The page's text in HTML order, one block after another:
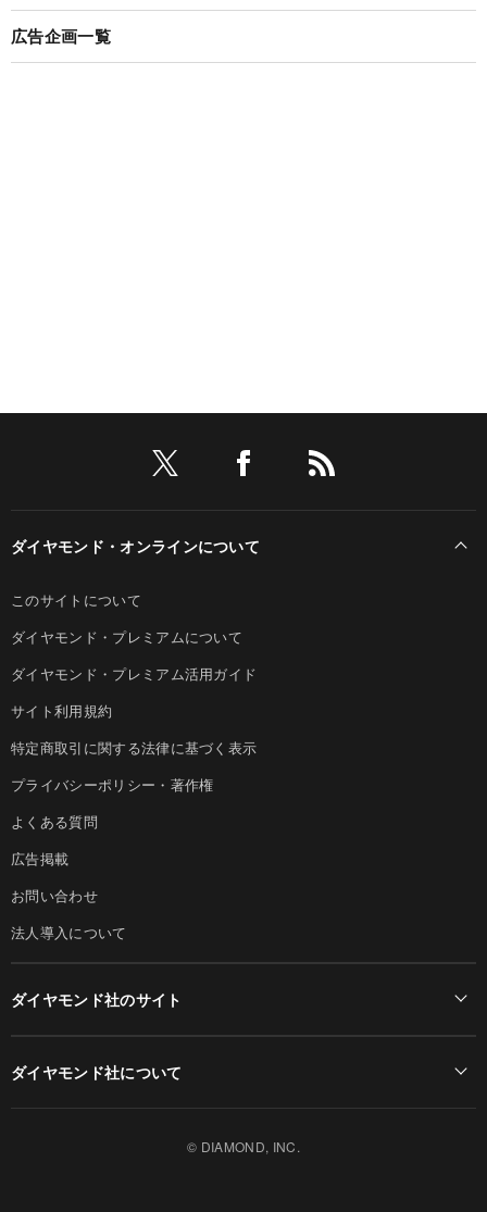
広告企画一覧
ダイヤモンド・オンラインについて
このサイトについて
ダイヤモンド・プレミアムについて
ダイヤモンド・プレミアム活用ガイド
サイト利用規約
特定商取引に関する法律に基づく表示
プライバシーポリシー・著作権
よくある質問
広告掲載
お問い合わせ
法人導入について
ダイヤモンド社のサイト
ダイヤモンド社について
© DIAMOND, INC.